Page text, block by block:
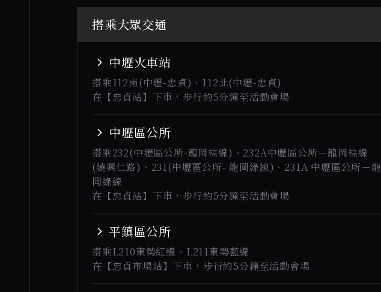
搭乘大眾交通
中壢火車站
搭乘112南(中壢-忠貞)、112北(中壢-忠貞)
在 【忠貞站】 下車，步行約5分鐘至活動會場
中壢區公所
搭乘232(中壢區公所-龍岡棕線)、232A中壢區公所－龍岡棕線
(繞興仁路)、231(中壢區公所- 龍岡綠線)、231A 中壢區公所－龍
岡綠線
在 【忠貞站】 下車，步行約5分鐘至活動會場
平鎮區公所
搭乘L210東勢紅線、L211東勢藍線
在 【忠貞市場站】下車，步行約5分鐘至活動會場